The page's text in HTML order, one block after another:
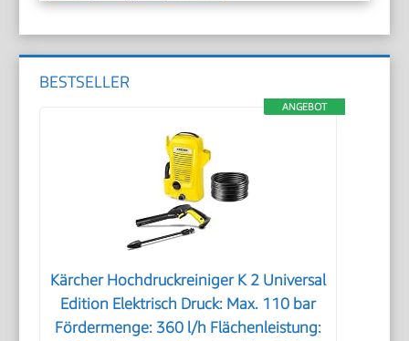
BESTSELLER
ANGEBOT
Kärcher Hochdruckreiniger K 2 Universal
Edition Elektrisch Druck: Max. 110 bar
Fördermenge: 360 l/h Flächenleistung: